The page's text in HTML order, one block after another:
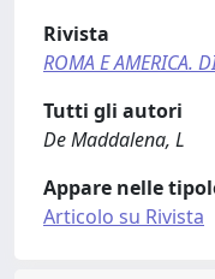
Rivista
ROMA E AMERICA.
Tutti gli autori
De Maddalena, L
Appare nelle
Articolo su Rivista